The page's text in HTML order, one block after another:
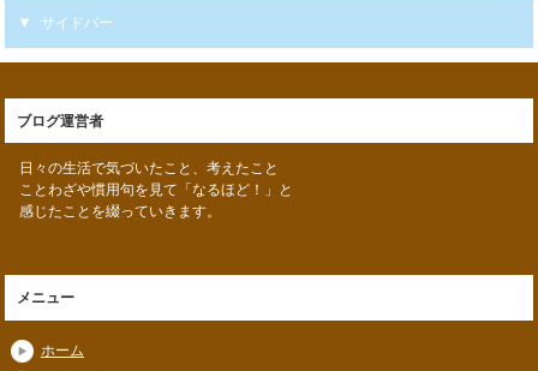
サイドバー
ブログ運営者
日々の生活で気づいたこと、考えたこと
ことわざや慣用句を見て「なるほど！」と
感じたことを綴っていきます。
メニュー
ホーム